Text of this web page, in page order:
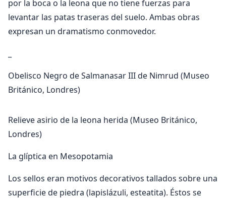
por la boca o la leona que no tiene fuerzas para
levantar las patas traseras del suelo. Ambas obras
expresan un dramatismo conmovedor.
Obelisco Negro de Salmanasar III de Nimrud (Museo
Británico, Londres)
Relieve asirio de la leona herida (Museo Británico,
Londres)
La glíptica en Mesopotamia
Los sellos eran motivos decorativos tallados sobre una
superficie de piedra (lapislázuli, esteatita). Éstos se